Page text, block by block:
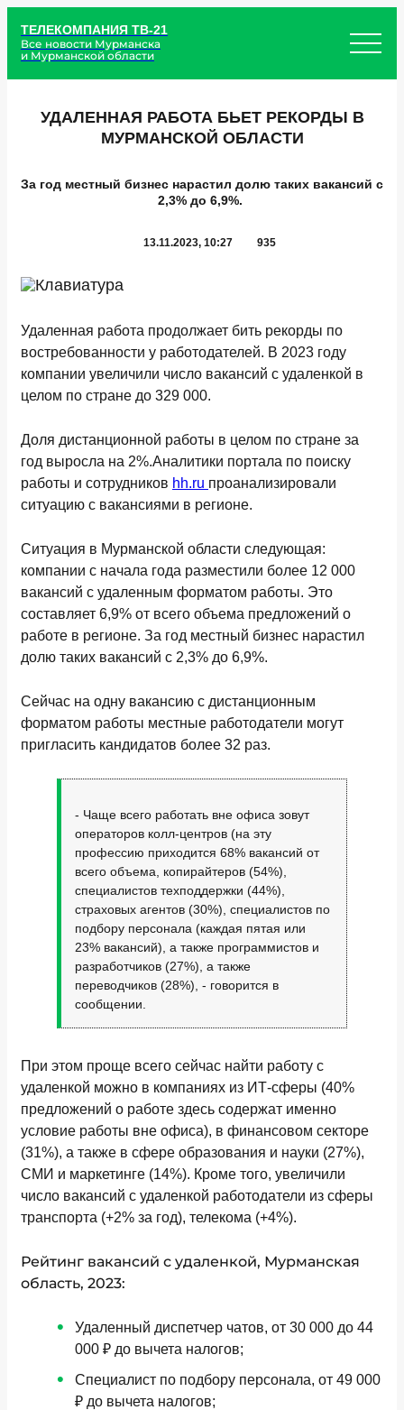
ТЕЛЕКОМПАНИЯ ТВ-21
Все новости Мурманска
и Мурманской области
УДАЛЕННАЯ РАБОТА БЬЕТ РЕКОРДЫ В
МУРМАНСКОЙ ОБЛАСТИ
За год местный бизнес нарастил долю таких вакансий с
2,3% до 6,9%.
13.11.2023, 10:27 935
Удаленная работа продолжает бить рекорды по
востребованности у работодателей. В 2023 году
компании увеличили число вакансий с удаленкой в
целом по стране до 329 000.
Доля дистанционной работы в целом по стране за
год выросла на 2%.Аналитики портала по поиску
работы и сотрудников hh.ru проанализировали
ситуацию с вакансиями в регионе.
Ситуация в Мурманской области следующая:
компании с начала года разместили более 12 000
вакансий с удаленным форматом работы. Это
составляет 6,9% от всего объема предложений о
работе в регионе. За год местный бизнес нарастил
долю таких вакансий с 2,3% до 6,9%.
Сейчас на одну вакансию с дистанционным
форматом работы местные работодатели могут
пригласить кандидатов более 32 раз.
- Чаще всего работать вне офиса зовут
операторов колл-центров (на эту
профессию приходится 68% вакансий от
всего объема, копирайтеров (54%),
специалистов техподдержки (44%),
страховых агентов (30%), специалистов по
подбору персонала (каждая пятая или
23% вакансий), а также программистов и
разработчиков (27%), а также
переводчиков (28%), - говорится в
сообщении.
При этом проще всего сейчас найти работу с
удаленкой можно в компаниях из ИТ-сферы (40%
предложений о работе здесь содержат именно
условие работы вне офиса), в финансовом секторе
(31%), а также в сфере образования и науки (27%),
СМИ и маркетинге (14%). Кроме того, увеличили
число вакансий с удаленкой работодатели из сферы
транспорта (+2% за год), телекома (+4%).
Рейтинг вакансий с удаленкой, Мурманская
область, 2023:
Удаленный диспетчер чатов, от 30 000 до 44
000 ₽ до вычета налогов;
Специалист по подбору персонала, от 49 000
₽ до вычета налогов;